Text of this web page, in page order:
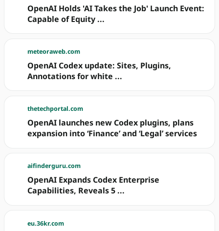
OpenAI Holds 'AI Takes the Job' Launch Event:
Capable of Equity ...
meteoraweb.com
OpenAI Codex update: Sites, Plugins,
Annotations for white ...
thetechportal.com
OpenAI launches new Codex plugins, plans
expansion into ‘Finance’ and ‘Legal’ services
aifinderguru.com
OpenAI Expands Codex Enterprise
Capabilities, Reveals 5 ...
eu.36kr.com